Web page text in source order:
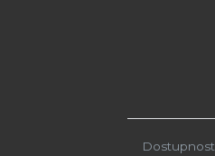
Dostupnost